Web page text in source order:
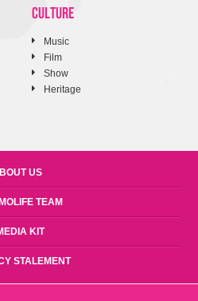
CULTURE
Music
Film
Show
Heritage
US
TEAM
KIT
STALEMENT